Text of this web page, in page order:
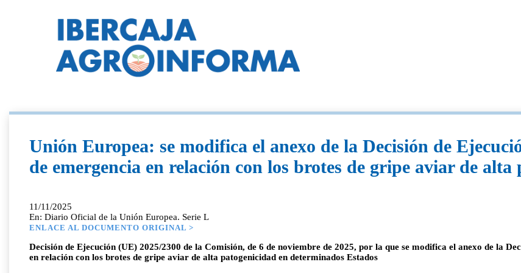
Unión Europea: se modifica el anexo de la Decisión de
de emergencia en relación con los brotes de gripe aviar de alta
11/11/2025
En: Diario Oficial de la Unión Europea. Serie L
ENLACE AL DOCUMENTO ORIGINAL >
Decisión de Ejecución (UE) 2025/2300 de la Comisión, de 6 de noviembre de 2025, por la que se modifica el anexo de la
en relación con los brotes de gripe aviar de alta patogenicidad en determinados Estados